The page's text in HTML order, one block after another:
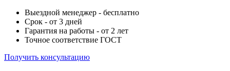
Выездной менеджер - бесплатно
Срок - от 3 дней
Гарантия на работы - от 2 лет
Точное соответствие ГОСТ
Получить консультацию